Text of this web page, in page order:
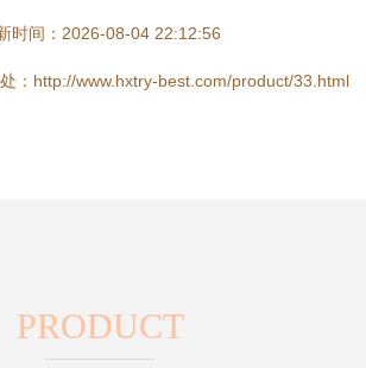
时间：2026-08-04 22:12:56
：http://www.hxtry-best.com/product/33.html
PRODUCT